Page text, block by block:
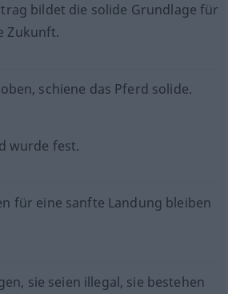
bildet die solide Grundlage für
Zukunft.
schiene das Pferd solide.
wurde fest.
für eine sanfte Landung bleiben
sie seien illegal, sie bestehen